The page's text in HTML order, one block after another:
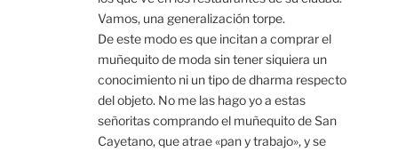
Vamos, una generalización torpe.
De este modo es que incitan a comprar el
muñequito de moda sin tener siquiera un
conocimiento ni un tipo de dharma respecto
del objeto. No me las hago yo a estas
señoritas comprando el muñequito de San
Cayetano, que atrae «pan y trabajo», y se